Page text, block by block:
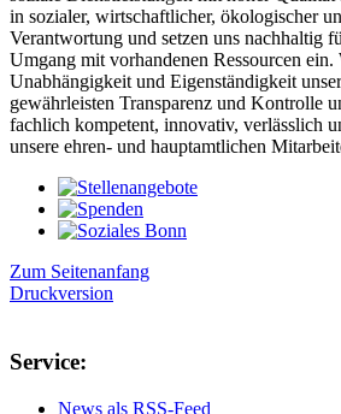
in sozialer, wirtschaftlicher, ökologischer
Verantwortung und setzen uns nachhaltig
Umgang mit vorhandenen Ressourcen
Unabhängigkeit und Eigenständigkeit
gewährleisten Transparenz und Kontrolle
fachlich kompetent, innovativ, verlässlich
unsere ehren- und hauptamtlichen
Zum Seitenanfang
Druckversion
Service:
News als RSS-Feed